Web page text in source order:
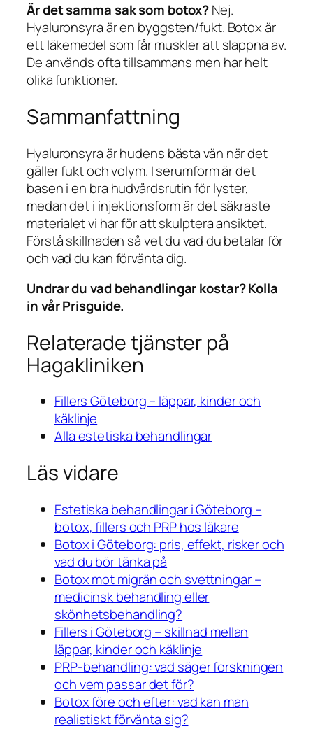
Är det samma sak som botox?Nej.
Hyaluronsyra är en byggsten/fukt. Botox är
ett läkemedel som får muskler att slappna av.
De används ofta tillsammans men har helt
olika funktioner.
Sammanfattning
Hyaluronsyra är hudens bästa vän när det
gäller fukt och volym. I serumform är det
basen i en bra hudvårdsrutin för lyster,
medan det i injektionsform är det säkraste
materialet vi har för att skulptera ansiktet.
Förstå skillnaden så vet du vad du betalar för
och vad du kan förvänta dig.
Undrar du vad behandlingar kostar? Kolla
in vår Prisguide.
Relaterade tjänster på
Hagakliniken
Fillers Göteborg – läppar, kinder och
käklinje
Alla estetiska behandlingar
Läs vidare
Estetiska behandlingar i Göteborg –
botox, fillers och PRP hos läkare
Botox i Göteborg: pris, effekt, risker och
vad du bör tänka på
Botox mot migrän och svettningar –
medicinsk behandling eller
skönhetsbehandling?
Fillers i Göteborg – skillnad mellan
läppar, kinder och käklinje
PRP-behandling: vad säger forskningen
och vem passar det för?
Botox före och efter: vad kan man
realistiskt förvänta sig?